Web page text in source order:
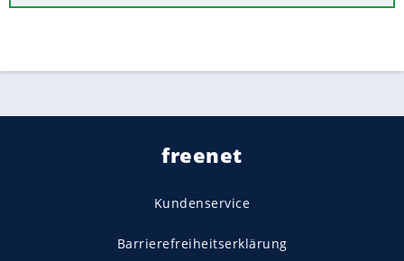
freenet
Kundenservice
Barrierefreiheitserklärung